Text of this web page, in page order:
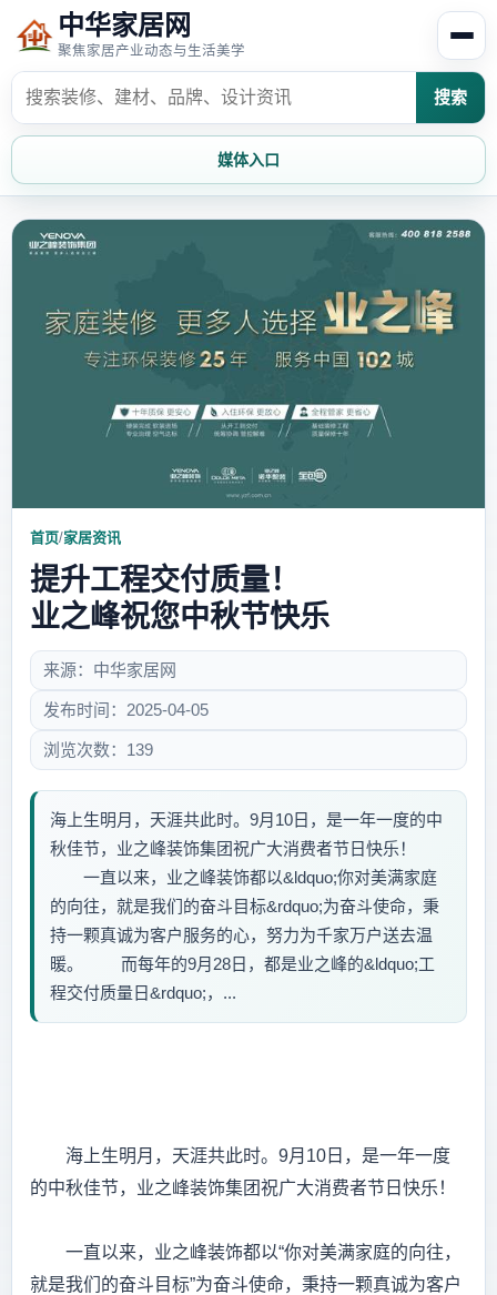
中华家居网
聚焦家居产业动态与生活美学
搜索
媒体入口
首页
时尚饰家 装修设计
家居文化
创意家居
首页/家居资讯
提升工程交付质量！
业之峰祝您中秋节快乐
来源：中华家居网
发布时间：2025-04-05
浏览次数：139
海上生明月，天涯共此时。9月10日，是一年一度的中
秋佳节，业之峰装饰集团祝广大消费者节日快乐！
一直以来，业之峰装饰都以&ldquo;你对美满家庭
的向往，就是我们的奋斗目标&rdquo;为奋斗使命，秉
持一颗真诚为客户服务的心，努力为千家万户送去温
暖。 而每年的9月28日，都是业之峰的&ldquo;工
程交付质量日&rdquo;，...
海上生明月，天涯共此时。9月10日，是一年一度
的中秋佳节，业之峰装饰集团祝广大消费者节日快乐！
一直以来，业之峰装饰都以“你对美满家庭的向往，
就是我们的奋斗目标”为奋斗使命，秉持一颗真诚为客户